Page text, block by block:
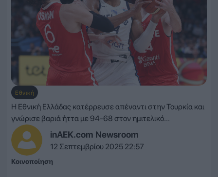
Εθνική
inAEK.com Newsroom
12 Σεπτεμβρίου 2025 22:57
Η Εθνική Ελλάδας κατέρρευσε απέναντι στην Τουρκία και
γνώρισε βαριά ήττα με 94-68 στον ημιτελικό...
Κοινοποίηση